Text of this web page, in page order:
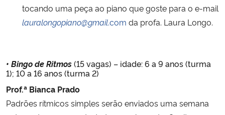
tocando uma peça ao piano que goste para o e-mail
lauralongopiano@gmail.com da profa. Laura Longo.
• Bingo de Ritmos(15 vagas) – idade: 6 a 9 anos (turma
1); 10 a 16 anos (turma 2)
Prof.ª Bianca Prado
Padrões rítmicos simples serão enviados uma semana